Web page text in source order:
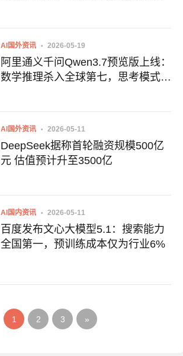
AI国外资讯 2026-05-19
阿里通义千问Qwen3.7预览版上线：
数学推理杀入全球第七，思考模式先
AI国外资讯 2026-05-11
DeepSeek据称首轮融资规模500亿
元 估值预计升至3500亿
AI国内资讯 2026-05-11
百度发布文心大模型5.1：搜索能力
全国第一，预训练成本仅为行业6%
1 2 3 »